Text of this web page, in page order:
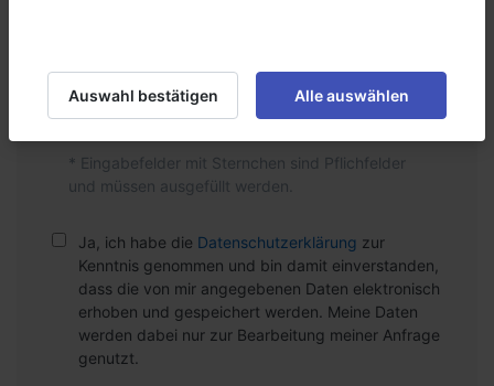
* Eingabefelder mit Sternchen sind Pflichfelder
und müssen ausgefüllt werden.
Ja, ich habe die Datenschutzerklärung zur
Kenntnis genommen und bin damit einverstanden,
dass die von mir angegebenen Daten elektronisch
erhoben und gespeichert werden. Meine Daten
werden dabei nur zur Bearbeitung meiner Anfrage
genutzt.
Auswahl bestätigen Alle auswählen